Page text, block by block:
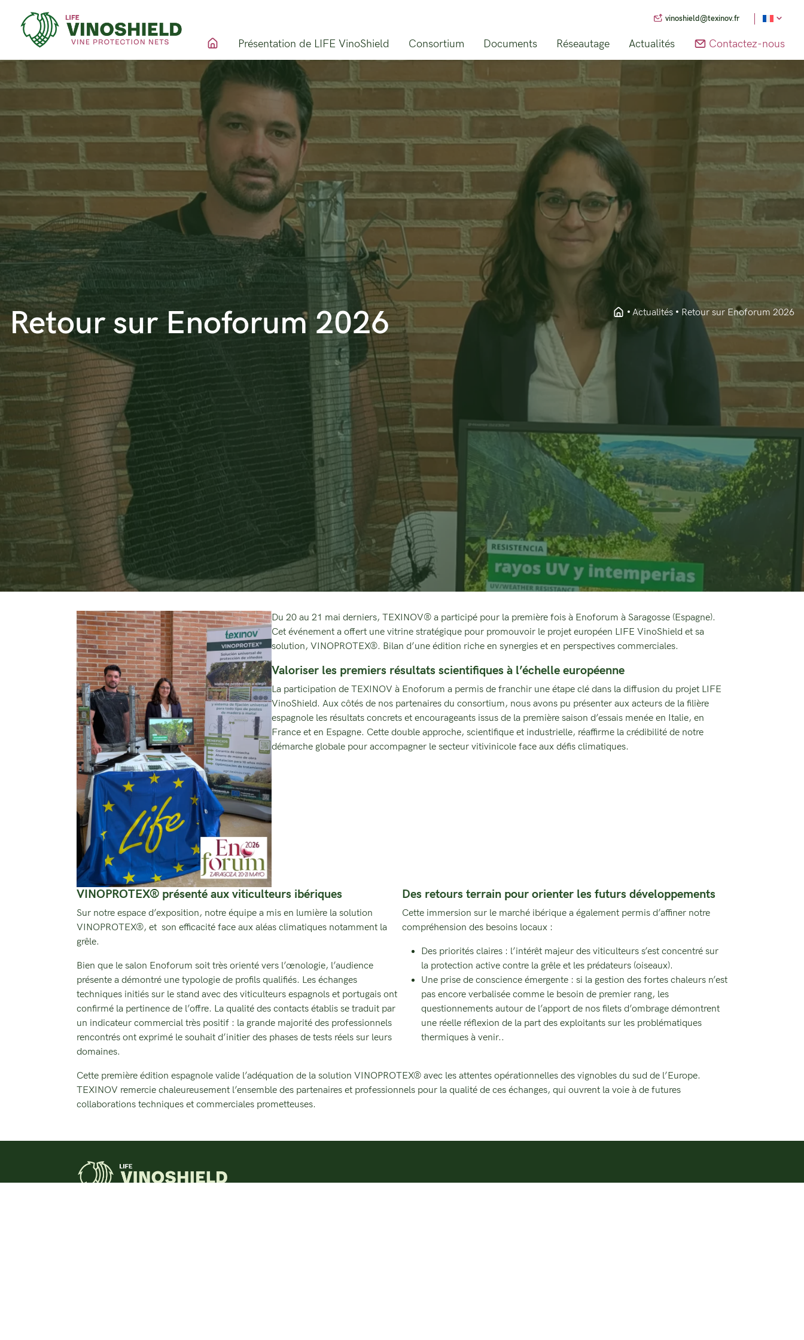
vinoshield@texinov.fr
Présentation de LIFE VinoShield Consortium Documents Réseautage Actualités Contactez-nous
Retour sur Enoforum 2026 Actualités Retour sur Enoforum 2026
Du 20 au 21 mai derniers, TEXINOV® a participé pour la première fois à Enoforum à Saragosse (Espagne).
Cet événement a offert une vitrine stratégique pour promouvoir le projet européen LIFE VinoShield et sa
solution, VINOPROTEX®. Bilan d’une édition riche en synergies et en perspectives commerciales.
Valoriser les premiers résultats scientifiques à l’échelle européenne
La participation de TEXINOV à Enoforum a permis de franchir une étape clé dans la diffusion du projet LIFE
VinoShield. Aux côtés de nos partenaires du consortium, nous avons pu présenter aux acteurs de la filière
espagnole les résultats concrets et encourageants issus de la première saison d’essais menée en Italie, en
France et en Espagne. Cette double approche, scientifique et industrielle, réaffirme la crédibilité de notre
démarche globale pour accompagner le secteur vitivinicole face aux défis climatiques.
VINOPROTEX® présenté aux viticulteurs ibériques
Sur notre espace d’exposition, notre équipe a mis en lumière la solution
VINOPROTEX®, et son efficacité face aux aléas climatiques notamment la
grêle.
Bien que le salon Enoforum soit très orienté vers l’œnologie, l’audience
présente a démontré une typologie de profils qualifiés. Les échanges
techniques initiés sur le stand avec des viticulteurs espagnols et portugais ont
confirmé la pertinence de l’offre. La qualité des contacts établis se traduit par
un indicateur commercial très positif : la grande majorité des professionnels
rencontrés ont exprimé le souhait d’initier des phases de tests réels sur leurs
domaines.
Des retours terrain pour orienter les futurs développements
Cette immersion sur le marché ibérique a également permis d’affiner notre
compréhension des besoins locaux :
Des priorités claires : l’intérêt majeur des viticulteurs s’est concentré sur
la protection active contre la grêle et les prédateurs (oiseaux).
Une prise de conscience émergente : si la gestion des fortes chaleurs n’est
pas encore verbalisée comme le besoin de premier rang, les
questionnements autour de l’apport de nos filets d’ombrage démontrent
une réelle réflexion de la part des exploitants sur les problématiques
thermiques à venir..
Cette première édition espagnole valide l’adéquation de la solution VINOPROTEX® avec les attentes opérationnelles des vignobles du sud de l’Europe.
TEXINOV remercie chaleureusement l’ensemble des partenaires et professionnels pour la qualité de ces échanges, qui ouvrent la voie à de futures
collaborations techniques et commerciales prometteuses.